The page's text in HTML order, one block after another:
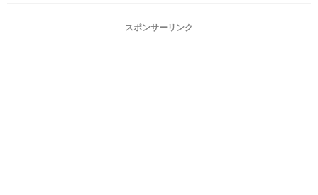
スポンサーリンク